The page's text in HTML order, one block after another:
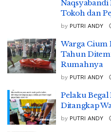
Naqsyabandi
Tokoh dan
by PUTRI ANDY
Warga Cium
Tahun
Rumahnya
by PUTRI ANDY
Pelaku
Ditangkap
by PUTRI ANDY